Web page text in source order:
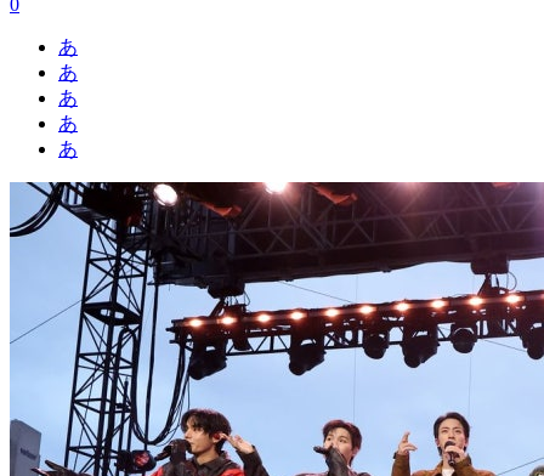
あ
あ
あ
あ
あ